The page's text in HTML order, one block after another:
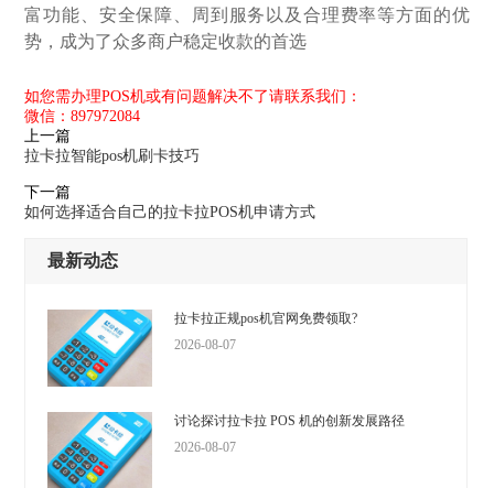
富功能、安全保障、周到服务以及合理费率等方面的优
势，成为了众多商户稳定收款的首选
如您需办理POS机或有问题解决不了请联系我们：
微信：897972084
上一篇
拉卡拉智能pos机刷卡技巧
下一篇
如何选择适合自己的拉卡拉POS机申请方式
最新动态
拉卡拉正规pos机官网免费领取?
2026-08-07
讨论探讨拉卡拉 POS 机的创新发展路径
2026-08-07